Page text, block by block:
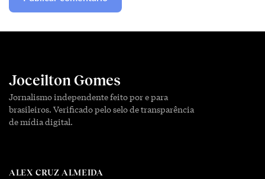
Joceilton Gomes
Jornalismo independente feito por e para
brasileiros. Verificado pelo selo de transparência
de mídia digital.
ALEX CRUZ ALMEIDA